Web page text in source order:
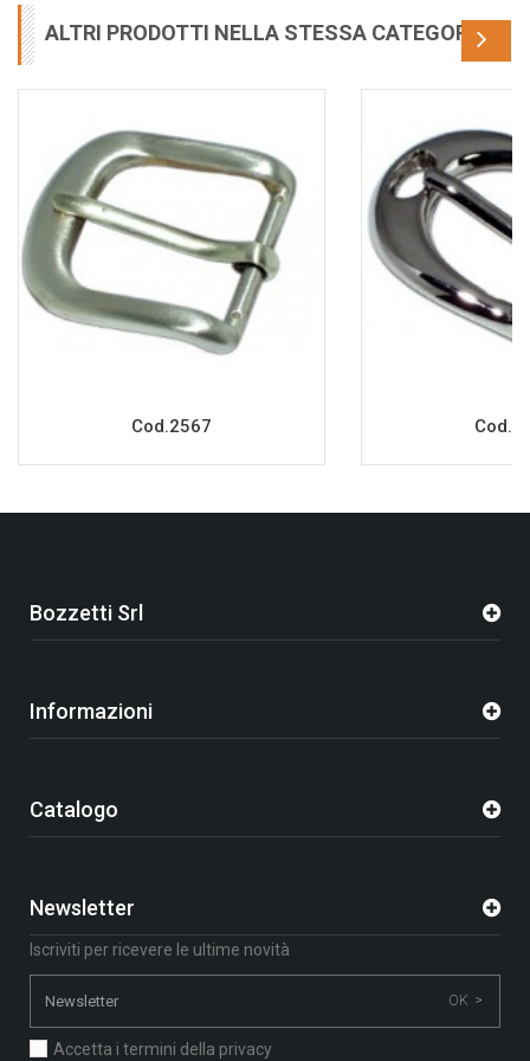
ALTRI PRODOTTI NELLA STESSA CATEGORIA
Cod.2567
Bozzetti Srl
Informazioni
Catalogo
Newsletter
Iscriviti per ricevere le ultime novità
OK >
Accetta i termini della privacy